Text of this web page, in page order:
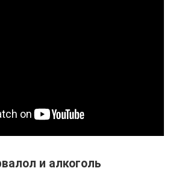
и алкоголь